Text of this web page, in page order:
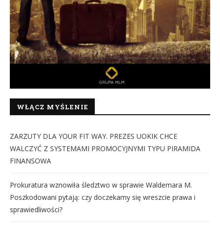
WŁĄCZ MYŚLENIE
ZARZUTY DLA YOUR FIT WAY. PREZES UOKIK CHCE
WALCZYĆ Z SYSTEMAMI PROMOCYJNYMI TYPU PIRAMIDA
FINANSOWA
Prokuratura wznowiła śledztwo w sprawie Waldemara M.
Poszkodowani pytają: czy doczekamy się wreszcie prawa i
sprawiedliwości?